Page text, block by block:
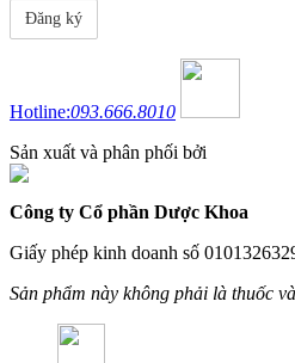
Hotline:093.666.8010
Sản xuất và phân phối bởi
Công ty Cổ phần Dược Khoa
Giấy phép kinh doanh số
Sản phẩm này không phải là thuốc